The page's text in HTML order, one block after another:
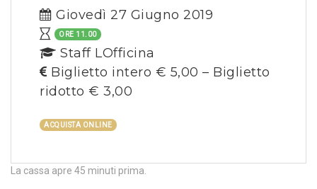
Giovedì 27 Giugno 2019
ORE 11.00
Staff LOfficina
Biglietto intero € 5,00 – Biglietto
ridotto € 3,00
ACQUISTA ONLINE
La cassa apre 45 minuti prima.